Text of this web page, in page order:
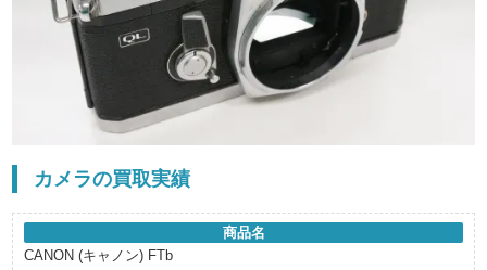
カメラの買取実績
商品名
CANON (キャノン) FTb